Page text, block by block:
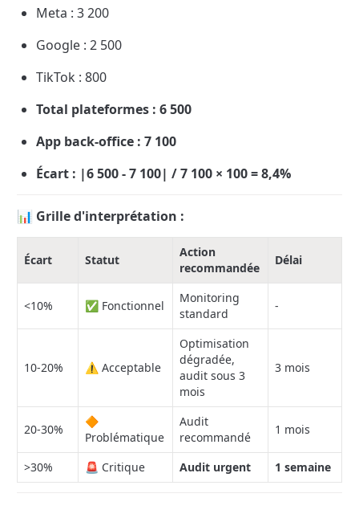
Meta : 3 200
Google : 2 500
TikTok : 800
Total plateformes : 6 500
App back-office : 7 100
Écart : |6 500 - 7 100| / 7 100 × 100 = 8,4%
📊 Grille d'interprétation :
Écart Statut
Action
recommandée
Délai
<10% ✅ Fonctionnel
Monitoring
standard
-
10-20% ⚠️ Acceptable
Optimisation
dégradée,
audit sous 3
mois
3 mois
20-30%
🔶
Problématique
Audit
recommandé
1 mois
>30% 🚨 Critique Audit urgent 1 semaine